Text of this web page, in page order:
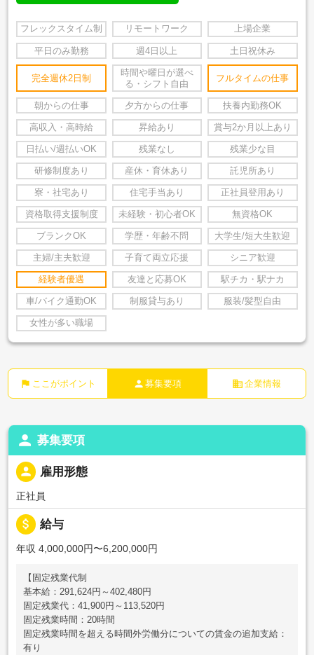
フレックスタイム制 リモートワーク 上場企業
平日のみ勤務 週4日以上 土日祝休み
完全週休2日制
時間や曜日が選べ
る・シフト自由
フルタイムの仕事
朝からの仕事 夕方からの仕事 扶養内勤務OK
高収入・高時給 昇給あり 賞与2か月以上あり
日払い/週払いOK 残業なし 残業少な目
研修制度あり 産休・育休あり 託児所あり
寮・社宅あり 住宅手当あり 正社員登用あり
資格取得支援制度 未経験・初心者OK 無資格OK
ブランクOK 学歴・年齢不問 大学生/短大生歓迎
主婦/主夫歓迎 子育て両立応援 シニア歓迎
経験者優遇 友達と応募OK 駅チカ・駅ナカ
車/バイク通勤OK 制服貸与あり 服装/髪型自由
女性が多い職場
flag ここがポイント person 募集要項 business 企業情報
person 募集要項
person 雇用形態
正社員
attach_money 給与
年収 4,000,000円〜6,200,000円
【固定残業代制
基本給：291,624円～402,480円
固定残業代：41,900円～113,520円
固定残業時間：20時間
固定残業時間を超える時間外労働分についての賃金の追加支給：
有り